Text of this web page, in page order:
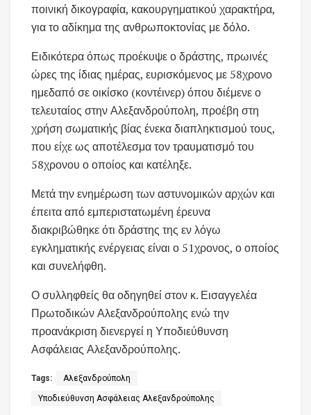
ποινική δικογραφία, κακουργηματικού χαρακτήρα,
για το αδίκημα της ανθρωποκτονίας με δόλο.
Ειδικότερα όπως προέκυψε ο δράστης, πρωινές
ώρες της ίδιας ημέρας, ευρισκόμενος με 58χρονο
ημεδαπό σε οικίσκο (κοντέινερ) όπου διέμενε ο
τελευταίος στην Αλεξανδρούπολη, προέβη στη
χρήση σωματικής βίας ένεκα διαπληκτισμού τους,
που είχε ως αποτέλεσμα τον τραυματισμό του
58χρονου ο οποίος και κατέληξε.
Μετά την ενημέρωση των αστυνομικών αρχών και
έπειτα από εμπεριστατωμένη έρευνα
διακριβώθηκε ότι δράστης της εν λόγω
εγκληματικής ενέργειας είναι ο 51χρονος, ο οποίος
και συνελήφθη.
Ο συλληφθείς θα οδηγηθεί στον κ. Εισαγγελέα
Πρωτοδικών Αλεξανδρούπολης ενώ την
προανάκριση διενεργεί η Υποδιεύθυνση
Ασφάλειας Αλεξανδρούπολης.
Tags: Αλεξανδρούπολη
Υποδιεύθυνση Ασφάλειας Αλεξανδρούπολης